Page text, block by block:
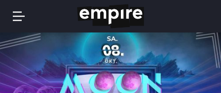
Springe
zum
Inhalt